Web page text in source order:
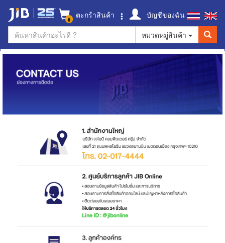
0 ตะกร้าสินค้า
บัญชีของฉัน
หมวดหมู่สินค้า